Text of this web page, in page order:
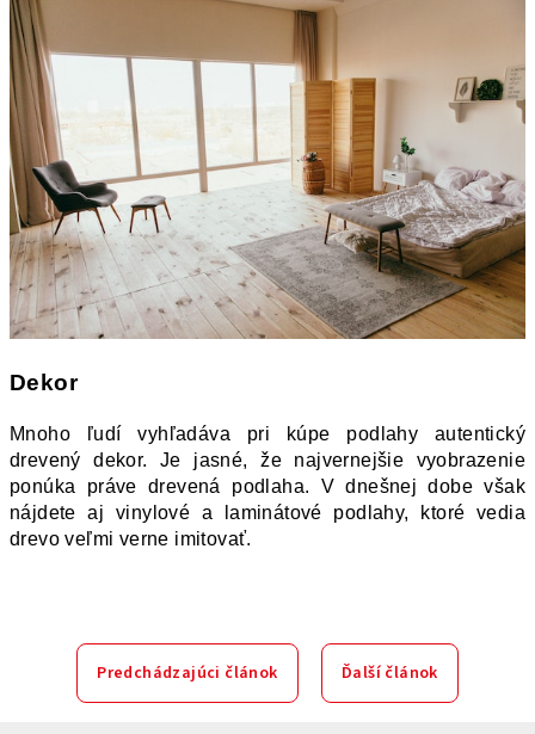
Dekor
Mnoho ľudí vyhľadáva pri kúpe podlahy autentický
drevený dekor. Je jasné, že najvernejšie vyobrazenie
ponúka práve drevená podlaha. V dnešnej dobe však
nájdete aj vinylové a laminátové podlahy, ktoré vedia
drevo veľmi verne imitovať.
Predchádzajúci článok Ďalší článok